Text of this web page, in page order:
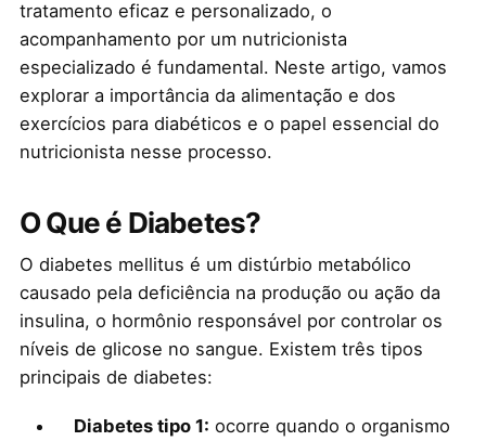
tratamento eficaz e personalizado, o
acompanhamento por um nutricionista
especializado é fundamental. Neste artigo, vamos
explorar a importância da alimentação e dos
exercícios para diabéticos e o papel essencial do
nutricionista nesse processo.
O Que é Diabetes?
O diabetes mellitus é um distúrbio metabólico
causado pela deficiência na produção ou ação da
insulina, o hormônio responsável por controlar os
níveis de glicose no sangue. Existem três tipos
principais de diabetes:
Diabetes tipo 1: ocorre quando o organismo